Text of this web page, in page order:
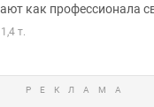
как профессионала
1,4 т.